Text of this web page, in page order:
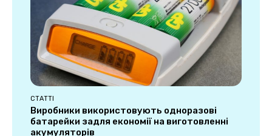
СТАТТІ
Виробники використовують одноразові
батарейки задля економії на виготовленні
акумуляторів